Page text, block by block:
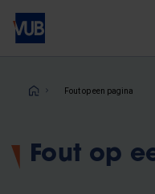
Overslaan
naar
inhoud
Fout op een pagina
Fout op